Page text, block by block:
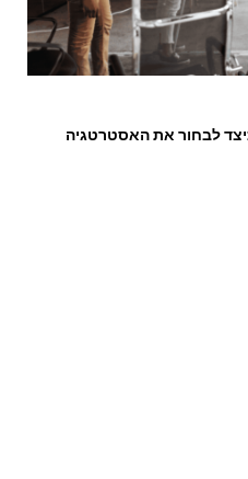
לבחור את האסטרטגיה